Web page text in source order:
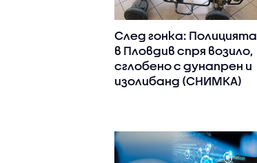
След гонка: Полицията
в Пловдив спря возило,
сглобено с дунапрен и
изолибанд (СНИМКА)